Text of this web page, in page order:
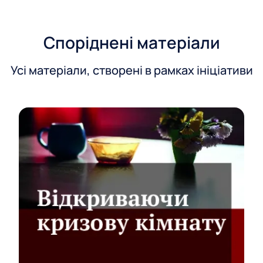
Споріднені матеріали
Усі матеріали, створені в рамках ініціативи